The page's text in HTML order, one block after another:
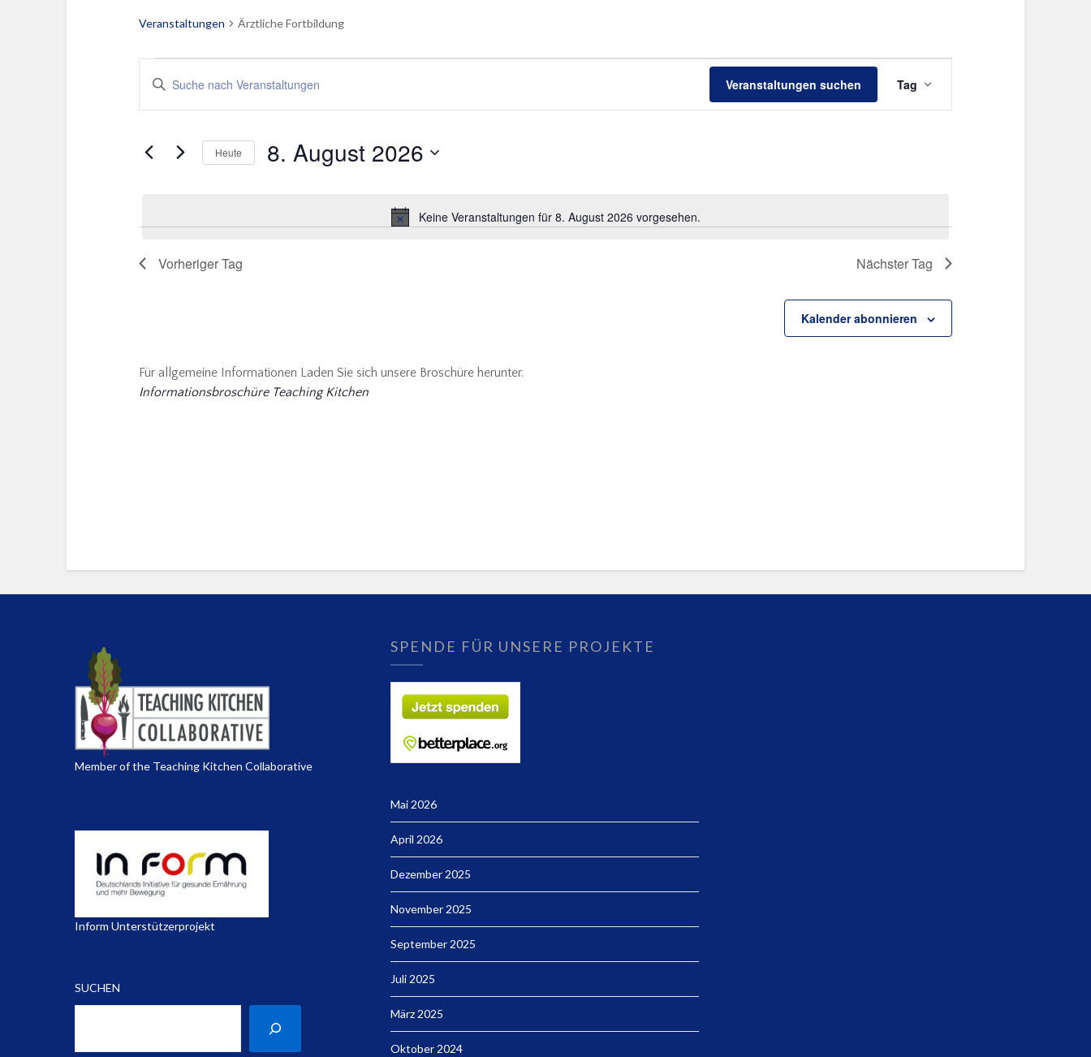
Veranstaltungen Ärztliche Fortbildung
Hinweis
Keine Veranstaltungen für 8. August 2026 vorgesehen.
Veranstaltungen
Suche
Ansichten,
BITTE
NACH
Veranstaltungen suchen
Ansichten-
Navigation
Tag
Heute 8. August 2026
Vorheriger Tag Nächster Tag
Kalender abonnieren
Für allgemeine Informationen Laden Sie sich unsere Broschüre herunter.
Informationsbroschüre Teaching Kitchen
Member of the Teaching Kitchen Collaborative
Inform Unterstützerprojekt
SUCHEN
SPENDE FÜR UNSERE PROJEKTE
Mai 2026
April 2026
Dezember 2025
November 2025
September 2025
Juli 2025
März 2025
Oktober 2024